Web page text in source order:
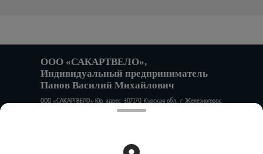
ООО «САКАРТВЕЛО»,
Индивидуальный предприниматель
Панов Василий Михайлович
ООО «САКАРТВЕЛО» Юр. адрес: 307170, Курская обл., г. Железногорск,
ул. Алексеевский проезд, д.1А Факт. адрес: 302001, Орловская обл.,